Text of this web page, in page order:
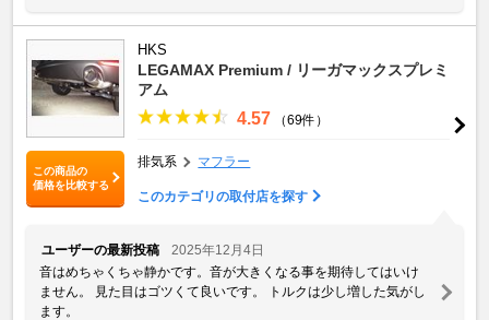
この商品の
価格を比較する
HKS
LEGAMAX Premium / リーガマックスプレミ
アム
4.57 （69件）
排気系 マフラー
このカテゴリの取付店を探す
ユーザーの最新投稿
2025年12月4日
音はめちゃくちゃ静かです。音が大きくなる事を期待してはいけ
ません。 見た目はゴツくて良いです。 トルクは少し増した気がし
ます。